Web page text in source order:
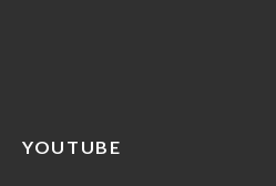
YOUTUBE